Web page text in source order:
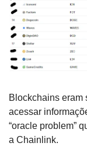
Blockchains eram
acessar
“oracle problem”
a Chainlink.